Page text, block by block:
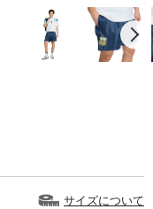
サイズについて